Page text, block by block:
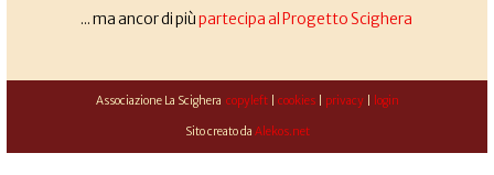
... ma ancor di piùpartecipa al Progetto Scighera
Associazione La Scighera copyleft| cookies| privacy| login
Sito creato da Alekos.net